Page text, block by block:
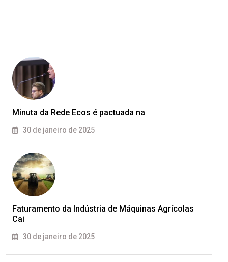
Minuta da Rede Ecos é pactuada na
30 de janeiro de 2025
Faturamento da Indústria de Máquinas Agrícolas
Cai
30 de janeiro de 2025